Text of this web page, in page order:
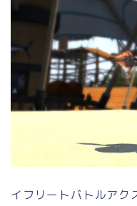
イフリートバトルア